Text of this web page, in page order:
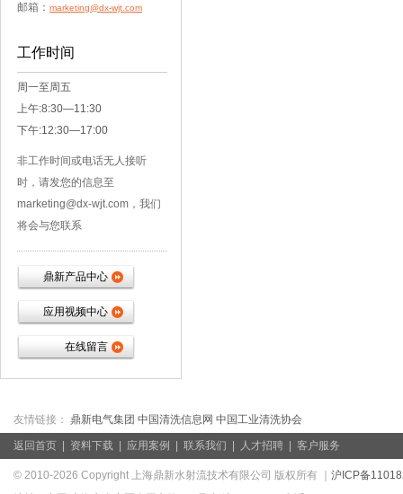
邮箱： marketing@dx-wjt.com
工作时间
周一至周五
上午:8:30—11:30
下午:12:30—17:00
非工作时间或电话无人接听
时，请发您的信息至
marketing@dx-wjt.com，我们
将会与您联系
鼎新产品中心
应用视频中心
在线留言
友情链接： 鼎新电气集团 中国清洗信息网 中国工业清洗协会
返回首页 资料下载 应用案例 联系我们 人才招聘 客户服务
© 2010-2026 Copyright 上海鼎新水射流技术有限公司 版权所有 ｜ 沪ICP备